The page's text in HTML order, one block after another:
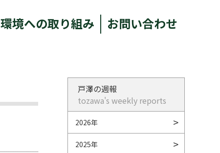
環境への取り組み お問い合わせ
戸澤の週報
tozawa's weekly reports
2026年
2025年